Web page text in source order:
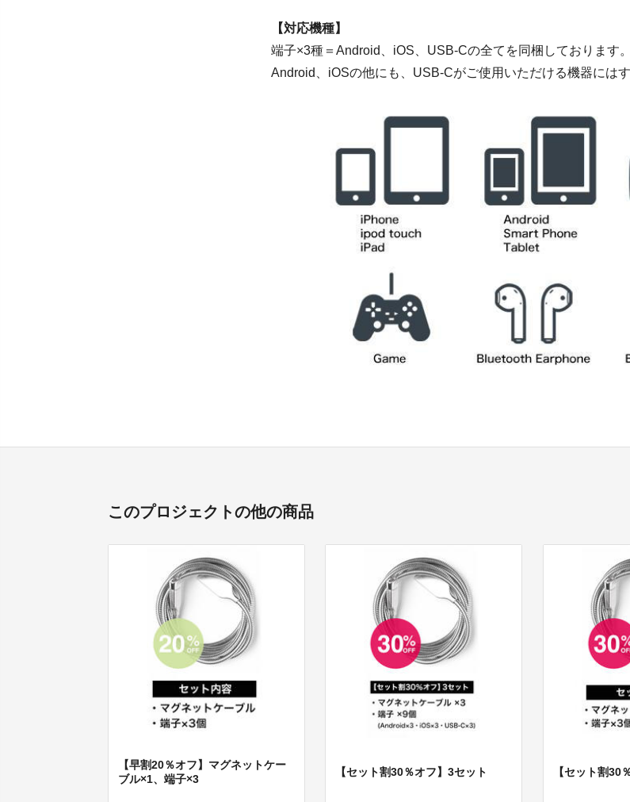
【対応機種】
端子×3種＝Android、iOS、USB-Cの全てを同梱しております。
Android、iOSの他にも、USB-Cがご使用いただける機器には
このプロジェクトの他の商品
【早割20％オフ】マグネットケー
ブル×1、端子×3
【セット割30％オフ】3セット 【セット割30